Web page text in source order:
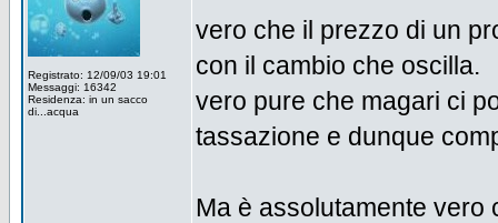
Registrato: 12/09/03 19:01
Messaggi: 16342
Residenza: in un sacco
di...acqua
vero che il prezzo di un
con il cambio che oscilla.
vero pure che magari ci
tassazione e dunque
Ma è assolutamente vero